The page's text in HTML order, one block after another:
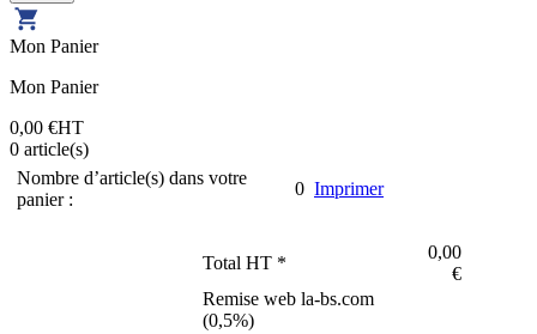
Mon Panier
Mon Panier
0,00 €HT
0 article(s)
Nombre d’article(s) dans votre
panier :
0 Imprimer
Total HT *
0,00
€
Remise web la-bs.com
(0,5%)